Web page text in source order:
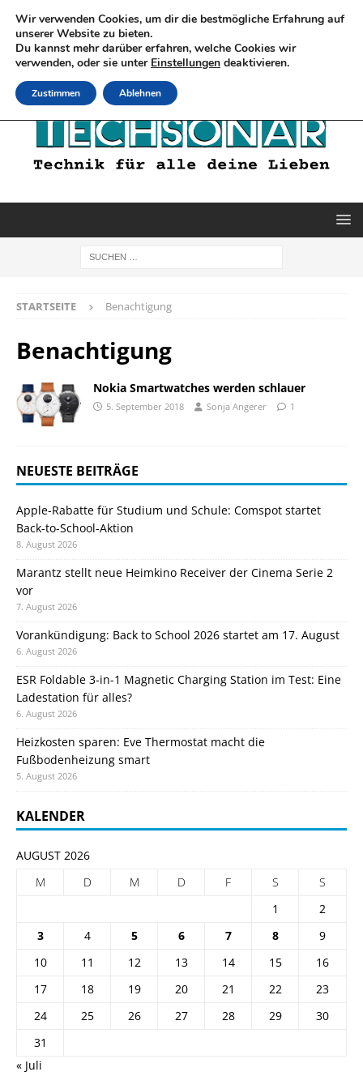
STARTSEITE Benachtigung
Benachtigung
Nokia Smartwatches werden schlauer
5. September 2018 Sonja Angerer 1
NEUESTE BEITRÄGE
Apple-Rabatte für Studium und Schule: Comspot startet
Back-to-School-Aktion
8. August 2026
Marantz stellt neue Heimkino Receiver der Cinema Serie 2
vor
7. August 2026
Vorankündigung: Back to School 2026 startet am 17. August
6. August 2026
ESR Foldable 3-in-1 Magnetic Charging Station im Test: Eine
Ladestation für alles?
6. August 2026
Heizkosten sparen: Eve Thermostat macht die
Fußbodenheizung smart
5. August 2026
KALENDER
AUGUST 2026
M
D M D F S
S
1
2
3
4 5 6 7 8
9
10
11 12 13 14 15
16
17
18 19 20 21 22
23
24
25 26 27 28 29
30
31
« Juli
Wir verwenden Cookies, um dir die bestmögliche Erfahrung auf
unserer Website zu bieten.
Du kannst mehr darüber erfahren, welche Cookies wir
verwenden, oder sie unter Einstellungen deaktivieren.
Zustimmen Ablehnen